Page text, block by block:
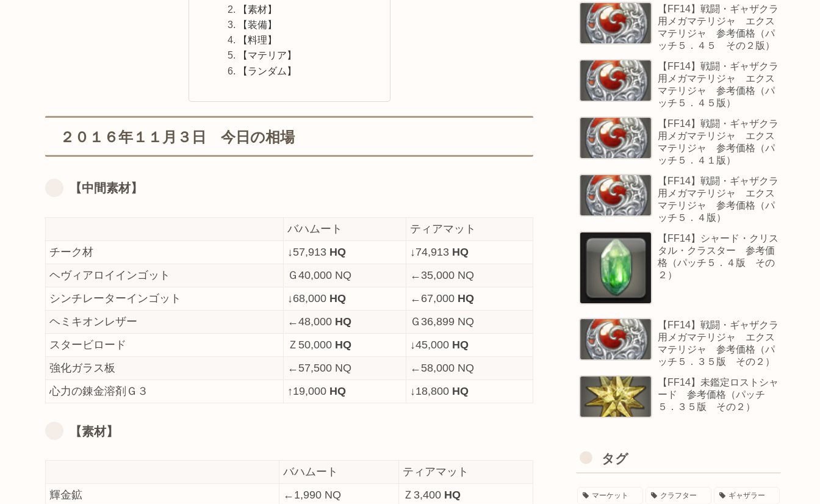
【素材】
【装備】
【料理】
【マテリア】
【ランダム】
２０１６年１１月３日 今日の相場
【中間素材】
バハムート
ティアマット
チーク材
↓57,913 HQ ↓74,913 HQ
ヘヴィアロイインゴット
Ｇ40,000 NQ
←35,000 NQ
シンチレーターインゴット
↓68,000 HQ ←67,000 HQ
ヘミキオンレザー
←48,000 HQ
Ｇ36,899 NQ
スタービロード
Ｚ50,000 HQ ↓45,000 HQ
強化ガラス板
←57,500 NQ
←58,000 NQ
心力の錬金溶剤Ｇ３
↑19,000 HQ ↓18,800 HQ
【素材】
バハムート
ティアマット
輝金鉱
←1,990 NQ Ｚ3,400 HQ
【FF14】戦闘・ギャザクラ
用メガマテリジャ エクス
マテリジャ 参考価格（パ
ッチ５．４５ その２版）
【FF14】戦闘・ギャザクラ
用メガマテリジャ エクス
マテリジャ 参考価格（パ
ッチ５．４５版）
【FF14】戦闘・ギャザクラ
用メガマテリジャ エクス
マテリジャ 参考価格（パ
ッチ５．４１版）
【FF14】戦闘・ギャザクラ
用メガマテリジャ エクス
マテリジャ 参考価格（パ
ッチ５．４版）
【FF14】シャード・クリス
タル・クラスター 参考価
格（パッチ５．４版 その
２）
【FF14】戦闘・ギャザクラ
用メガマテリジャ エクス
マテリジャ 参考価格（パ
ッチ５．３５版 その２）
【FF14】未鑑定ロストシャ
ード 参考価格（パッチ
５．３５版 その２）
タグ
マーケット クラフター ギャザラー